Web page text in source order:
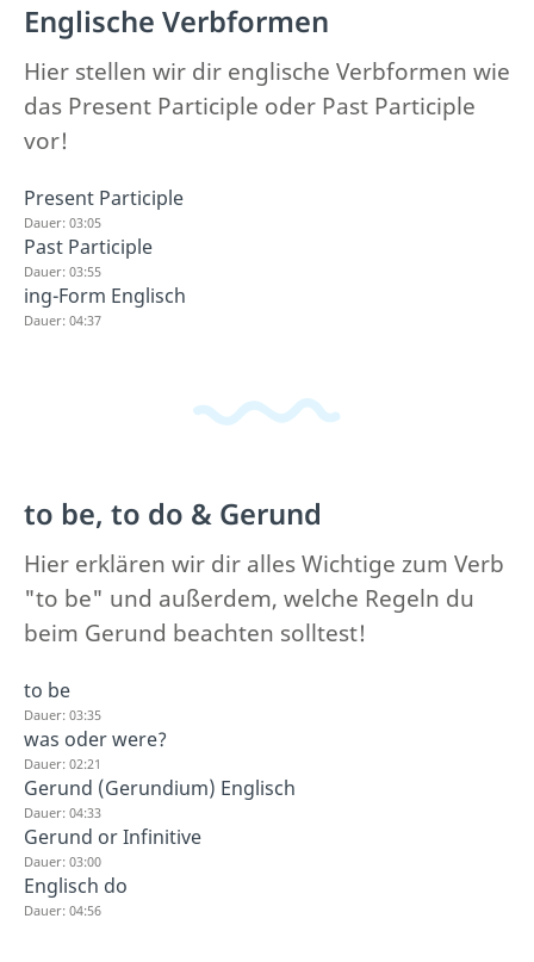
Englische Verbformen
Hier stellen wir dir englische Verbformen wie
das Present Participle oder Past Participle
vor!
Present Participle
Dauer: 03:05
Past Participle
Dauer: 03:55
ing-Form Englisch
Dauer: 04:37
to be, to do & Gerund
Hier erklären wir dir alles Wichtige zum Verb
"to be" und außerdem, welche Regeln du
beim Gerund beachten solltest!
to be
Dauer: 03:35
was oder were?
Dauer: 02:21
Gerund (Gerundium) Englisch
Dauer: 04:33
Gerund or Infinitive
Dauer: 03:00
Englisch do
Dauer: 04:56